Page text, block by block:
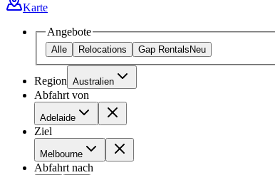
Karte
Angebote
Alle Relocations Gap Rentals Neu
Region Australien
Abfahrt von
Adelaide
Ziel
Melbourne
Abfahrt nach